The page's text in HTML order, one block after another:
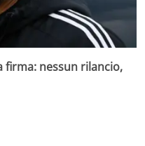
firma: nessun rilancio,